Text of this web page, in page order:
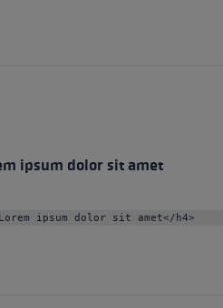
ipsum dolor sit amet
ipsum dolor sit amet</h4>